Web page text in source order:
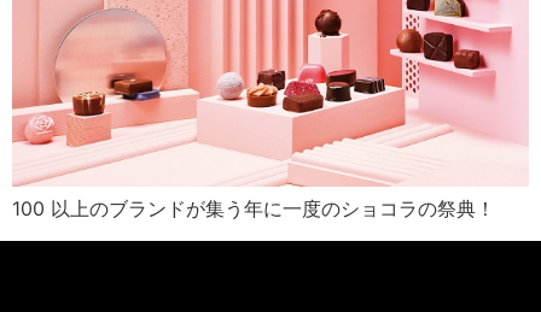
100 以上のブランドが集う年に一度のショコラの祭典！